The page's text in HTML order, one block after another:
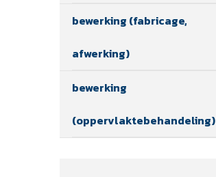
bewerking (fabricage,
afwerking)
bewerking
(oppervlaktebehandeling)